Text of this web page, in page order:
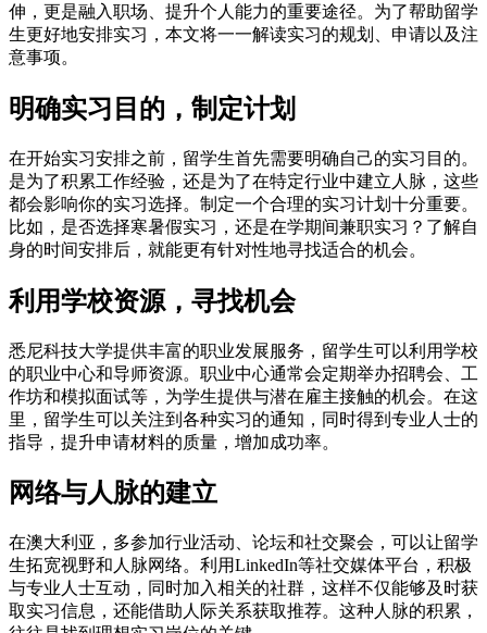
伸，更是融入职场、提升个人能力的重要途径。为了帮助留学
生更好地安排实习，本文将一一解读实习的规划、申请以及注
意事项。
明确实习目的，制定计划
在开始实习安排之前，留学生首先需要明确自己的实习目的。
是为了积累工作经验，还是为了在特定行业中建立人脉，这些
都会影响你的实习选择。制定一个合理的实习计划十分重要。
比如，是否选择寒暑假实习，还是在学期间兼职实习？了解自
身的时间安排后，就能更有针对性地寻找适合的机会。
利用学校资源，寻找机会
悉尼科技大学提供丰富的职业发展服务，留学生可以利用学校
的职业中心和导师资源。职业中心通常会定期举办招聘会、工
作坊和模拟面试等，为学生提供与潜在雇主接触的机会。在这
里，留学生可以关注到各种实习的通知，同时得到专业人士的
指导，提升申请材料的质量，增加成功率。
网络与人脉的建立
在澳大利亚，多参加行业活动、论坛和社交聚会，可以让留学
生拓宽视野和人脉网络。利用LinkedIn等社交媒体平台，积极
与专业人士互动，同时加入相关的社群，这样不仅能够及时获
取实习信息，还能借助人际关系获取推荐。这种人脉的积累，